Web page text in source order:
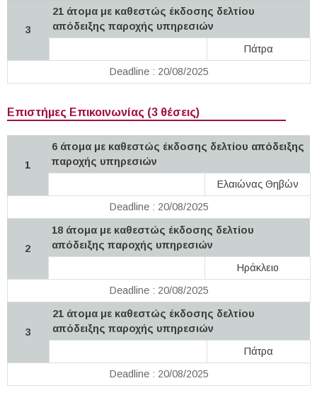
3
21 άτομα με καθεστώς έκδοσης δελτίου
απόδειξης παροχής υπηρεσιών
Πάτρα
Deadline : 20/08/2025
Επιστήμες Επικοινωνίας (3 θέσεις)
1
6 άτομα με καθεστώς έκδοσης δελτίου απόδειξης
παροχής υπηρεσιών
Ελαιώνας Θηβών
Deadline : 20/08/2025
2
18 άτομα με καθεστώς έκδοσης δελτίου
απόδειξης παροχής υπηρεσιών
Ηράκλειο
Deadline : 20/08/2025
3
21 άτομα με καθεστώς έκδοσης δελτίου
απόδειξης παροχής υπηρεσιών
Πάτρα
Deadline : 20/08/2025